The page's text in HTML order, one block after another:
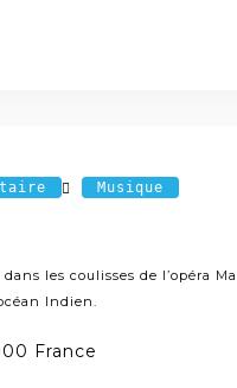
Musique
les coulisses de l’opéra
Indien.
France